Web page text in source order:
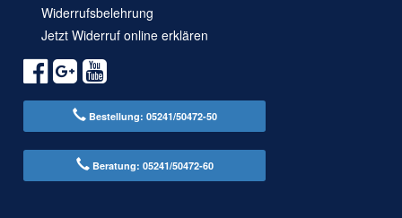
Widerrufsbelehrung
Jetzt Widerruf online erklären
Bestellung: 05241/50472-50
Beratung: 05241/50472-60